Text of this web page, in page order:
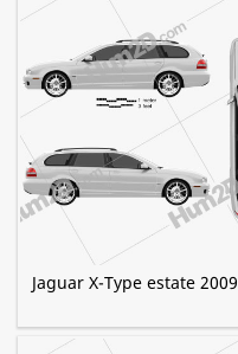
Jaguar X-Type estate 2009